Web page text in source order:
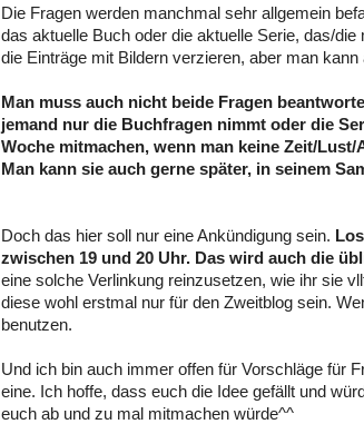
Die Fragen werden manchmal sehr allgemein
das aktuelle Buch oder die aktuelle Serie, das/
die Einträge mit Bildern verzieren, aber man
Man muss auch nicht beide Fragen
jemand nur die Buchfragen nimmt oder die
Woche mitmachen, wenn man keine Zeit/
Man kann sie auch gerne später, in seinem
Doch das hier soll nur eine Ankündigung sein.
zwischen 19 und 20 Uhr. Das wird auch die
eine solche Verlinkung reinzusetzen, wie ihr sie
diese wohl erstmal nur für den Zweitblog sein.
benutzen.
Und ich bin auch immer offen für Vorschläge für
eine. Ich hoffe, dass euch die Idee gefällt und
euch ab und zu mal mitmachen würde^^